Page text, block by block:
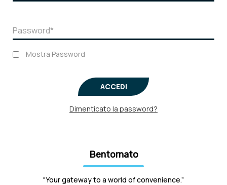
Mostra Password
ACCEDI
Dimenticato la password?
Bentornato
"Your gateway to a world of convenience.”